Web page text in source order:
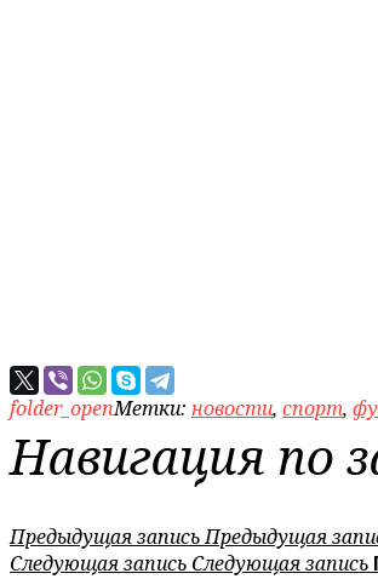
folder_openМетки: новости, спорт,
Навигация по
Предыдущая записьПредыдущая
Следующая запись Следующая запись